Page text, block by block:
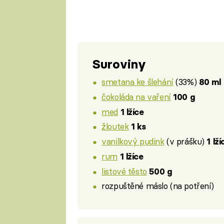
Suroviny
smetana ke šlehání(33%) 80 ml
čokoláda na vaření 100 g
med 1 lžíce
žloutek 1 ks
vanilkový pudink(v prášku) 1
rum 1 lžíce
listové těsto 500 g
rozpuštěné máslo (na potření)